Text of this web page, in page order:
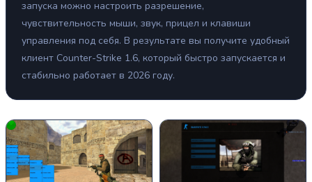
запуска можно настроить разрешение,
чувствительность мыши, звук, прицел и клавиши
управления под себя. В результате вы получите удобный
клиент Counter-Strike 1.6, который быстро запускается и
стабильно работает в 2026 году.